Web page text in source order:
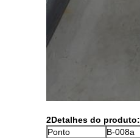
2Detalhes do produto:
Ponto
B-008a